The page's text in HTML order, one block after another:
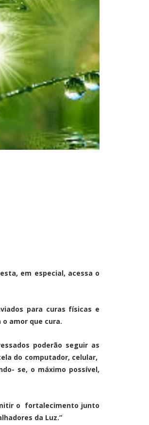
em especial, acessa o
para curas físicas e
amor que cura.
poderão seguir as
do computador, celular,
se, o máximo possível,
o fortalecimento junto
da Luz.”